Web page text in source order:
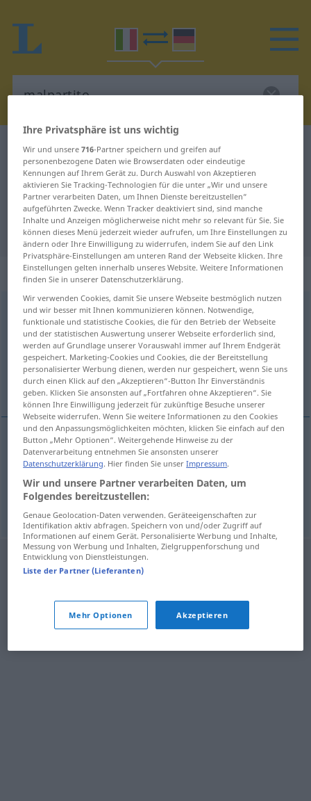
Italienisch-Deutsch Wörterbuch malpartito
Italienisch-Deutsch Übersetzung
für "malpartito"
"malpartito" Deutsch Übersetzung
„malpartito“: maschile
malpartito [malparˈtiːto]m
Übersicht aller Übersetzungen
(Für mehr Details die Übersetzung anklicken/antippen)
in der Klemme sitzen
Beispiele
trovarsia malpartito
in derKlemme sitzen
Ihre Privatsphäre ist uns wichtig
Wir und unsere716-Partner speichern und greifen auf
personenbezogene Daten wie Browserdaten oder eindeutige
Kennungen auf Ihrem Gerät zu. Durch Auswahl von Akzeptieren
aktivieren Sie Tracking-Technologien für die unter „Wir und unsere
Partner verarbeiten Daten, um Ihnen Dienste bereitzustellen“
aufgeführten Zwecke. Wenn Tracker deaktiviert sind, sind manche
Inhalte und Anzeigen möglicherweise nicht mehr so relevant für Sie. Sie
können dieses Menü jederzeit wieder aufrufen, um Ihre Einstellungen zu
ändern oder Ihre Einwilligung zu widerrufen, indem Sie auf den Link
Privatsphäre-Einstellungen am unteren Rand der Webseite klicken. Ihre
Einstellungen gelten innerhalb unseres Website. Weitere Informationen
finden Sie in unserer Datenschutzerklärung.
Wir verwenden Cookies, damit Sie unsere Webseite bestmöglich nutzen
und wir besser mit Ihnen kommunizieren können. Notwendige,
funktionale und statistische Cookies, die für den Betrieb der Webseite
und der statistischen Auswertung unserer Webseite erforderlich sind,
werden auf Grundlage unserer Vorauswahl immer auf Ihrem Endgerät
gespeichert. Marketing-Cookies und Cookies, die der Bereitstellung
personalisierter Werbung dienen, werden nur gespeichert, wenn Sie uns
durch einen Klick auf den „Akzeptieren“-Button Ihr Einverständnis
geben. Klicken Sie ansonsten auf „Fortfahren ohne Akzeptieren“. Sie
können Ihre Einwilligung jederzeit für zukünftige Besuche unserer
Webseite widerrufen. Wenn Sie weitere Informationen zu den Cookies
und den Anpassungsmöglichkeiten möchten, klicken Sie einfach auf den
Button „Mehr Optionen“. Weitergehende Hinweise zu der
Datenverarbeitung entnehmen Sie ansonsten unserer
Datenschutzerklärung. Hier finden Sie unserImpressum.
Wir und unsere Partner verarbeiten Daten, um
Folgendes bereitzustellen:
Genaue Geolocation-Daten verwenden. Geräteeigenschaften zur
Identifikation aktiv abfragen. Speichern von und/oder Zugriff auf
Informationen auf einem Gerät. Personalisierte Werbung und Inhalte,
Messung von Werbung und Inhalten, Zielgruppenforschung und
Entwicklung von Dienstleistungen.
Liste der Partner (Lieferanten)
Mehr Optionen Akzeptieren